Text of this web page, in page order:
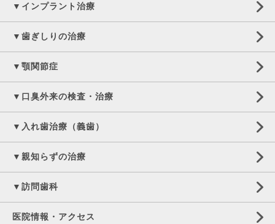
▼インプラント治療
▼歯ぎしりの治療
▼顎関節症
▼口臭外来の検査・治療
▼入れ歯治療（義歯）
▼親知らずの治療
▼訪問歯科
医院情報・アクセス